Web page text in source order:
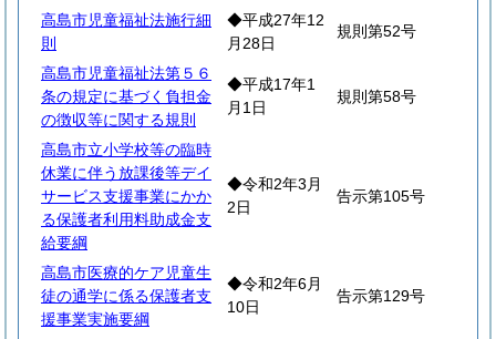
高島市児童福祉法施行細
則
◆平成27年12
月28日
規則第52号
高島市児童福祉法第５６
条の規定に基づく負担金
の徴収等に関する規則
◆平成17年1
月1日
規則第58号
高島市立小学校等の臨時
休業に伴う放課後等デイ
サービス支援事業にかか
る保護者利用料助成金支
給要綱
◆令和2年3月
2日
告示第105号
高島市医療的ケア児童生
徒の通学に係る保護者支
援事業実施要綱
◆令和2年6月
10日
告示第129号